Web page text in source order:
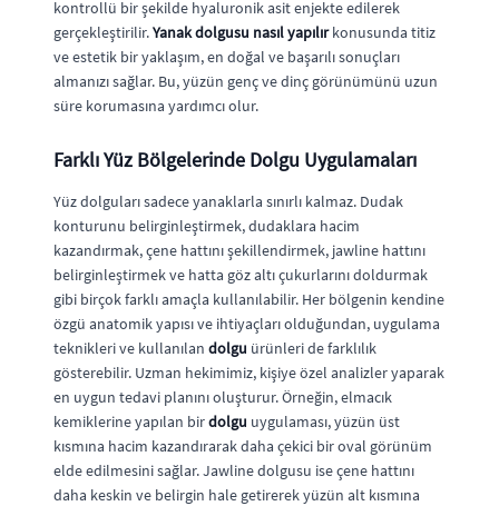
kontrollü bir şekilde hyaluronik asit enjekte edilerek
gerçekleştirilir.Yanak dolgusu nasıl yapılırkonusunda titiz
ve estetik bir yaklaşım, en doğal ve başarılı sonuçları
almanızı sağlar. Bu, yüzün genç ve dinç görünümünü uzun
süre korumasına yardımcı olur.
Farklı Yüz Bölgelerinde Dolgu Uygulamaları
Yüz dolguları sadece yanaklarla sınırlı kalmaz. Dudak
konturunu belirginleştirmek, dudaklara hacim
kazandırmak, çene hattını şekillendirmek, jawline hattını
belirginleştirmek ve hatta göz altı çukurlarını doldurmak
gibi birçok farklı amaçla kullanılabilir. Her bölgenin kendine
özgü anatomik yapısı ve ihtiyaçları olduğundan, uygulama
teknikleri ve kullanılan dolgu ürünleri de farklılık
gösterebilir. Uzman hekimimiz, kişiye özel analizler yaparak
en uygun tedavi planını oluşturur. Örneğin, elmacık
kemiklerine yapılan birdolgu uygulaması, yüzün üst
kısmına hacim kazandırarak daha çekici bir oval görünüm
elde edilmesini sağlar. Jawline dolgusu ise çene hattını
daha keskin ve belirgin hale getirerek yüzün alt kısmına